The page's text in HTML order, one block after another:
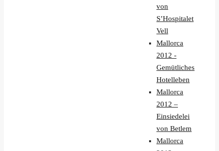
von
S’Hospitalet
Vell
Mallorca
2012 -
Gemütliches
Hotelleben
Mallorca
2012 –
Einsiedelei
von Betlem
Mallorca